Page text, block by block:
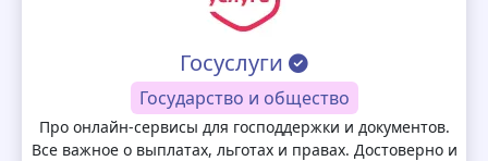
Госуслуги
Государство и общество
Про онлайн-сервисы для господдержки и документов.
Все важное о выплатах, льготах и правах. Достоверно и